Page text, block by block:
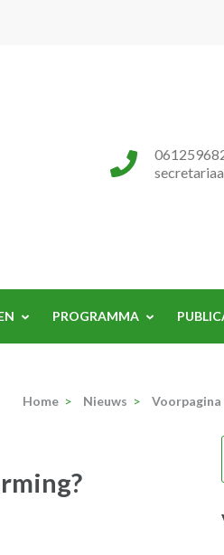
PROGRAMMA
Home > Nieuws > Voorpagina